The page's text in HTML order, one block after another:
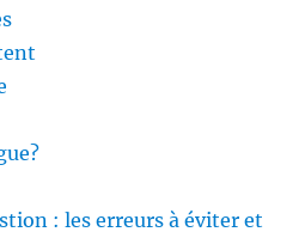
: les erreurs à éviter et